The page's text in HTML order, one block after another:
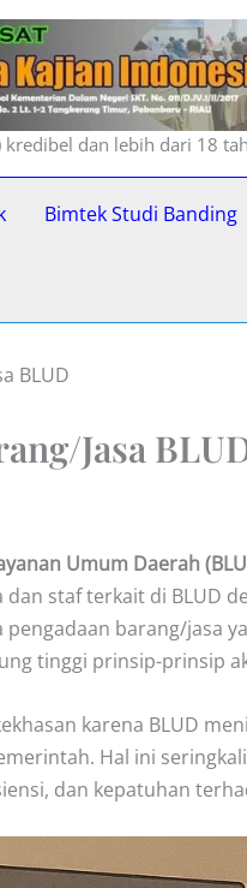
kredibel dan lebih dari 18
Bimtek Studi Banding
BLUD
Jasa
Umum Daerah
staf terkait di BLUD
barang/jasa
tinggi prinsip-prinsip
karena BLUD
Hal ini
dan kepatuhan